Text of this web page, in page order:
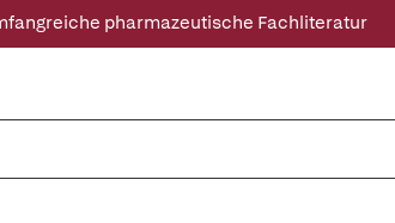
pharmazeutische Fachliteratur